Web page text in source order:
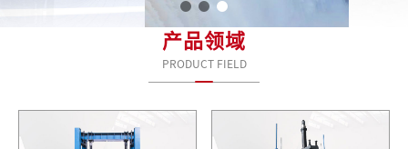
产品领域
PRODUCT FIELD